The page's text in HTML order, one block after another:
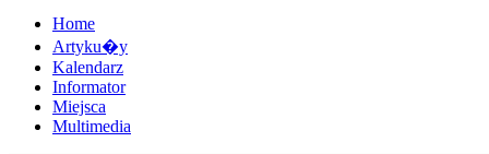
Home
Artyku�y
Kalendarz
Informator
Miejsca
Multimedia